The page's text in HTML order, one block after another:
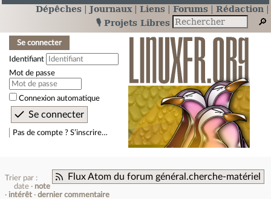
Dépêches Journaux Liens Forums
Rédaction
🎙️ Projets Libres
Se connecter
Identifiant
Mot de passe
Connexion automatique
Pas de compte ? S’inscrire…
Flux Atom du forum général.cherche-matériel
Trier par :
date
note
intérêt
dernier commentaire